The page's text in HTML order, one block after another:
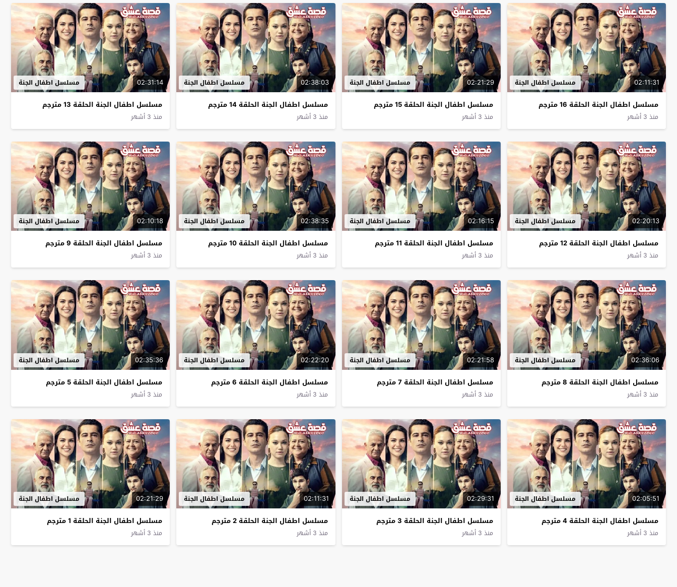
02:11:31 مسلسل اطفال الجنة
مسلسل اطفال الجنة الحلقة 16 مترجم
منذ 3 أشهر
02:21:29 مسلسل اطفال الجنة
مسلسل اطفال الجنة الحلقة 15 مترجم
منذ 3 أشهر
02:38:03 مسلسل اطفال الجنة
مسلسل اطفال الجنة الحلقة 14 مترجم
منذ 3 أشهر
02:31:14 مسلسل اطفال الجنة
مسلسل اطفال الجنة الحلقة 13 مترجم
منذ 3 أشهر
02:20:13 مسلسل اطفال الجنة
مسلسل اطفال الجنة الحلقة 12 مترجم
منذ 3 أشهر
02:16:15 مسلسل اطفال الجنة
مسلسل اطفال الجنة الحلقة 11 مترجم
منذ 3 أشهر
02:38:35 مسلسل اطفال الجنة
مسلسل اطفال الجنة الحلقة 10 مترجم
منذ 3 أشهر
02:10:18 مسلسل اطفال الجنة
مسلسل اطفال الجنة الحلقة 9 مترجم
منذ 3 أشهر
02:36:06 مسلسل اطفال الجنة
مسلسل اطفال الجنة الحلقة 8 مترجم
منذ 3 أشهر
02:21:58 مسلسل اطفال الجنة
مسلسل اطفال الجنة الحلقة 7 مترجم
منذ 3 أشهر
02:22:20 مسلسل اطفال الجنة
مسلسل اطفال الجنة الحلقة 6 مترجم
منذ 3 أشهر
02:35:36 مسلسل اطفال الجنة
مسلسل اطفال الجنة الحلقة 5 مترجم
منذ 3 أشهر
02:05:51 مسلسل اطفال الجنة
مسلسل اطفال الجنة الحلقة 4 مترجم
منذ 3 أشهر
02:29:31 مسلسل اطفال الجنة
مسلسل اطفال الجنة الحلقة 3 مترجم
منذ 3 أشهر
02:11:31 مسلسل اطفال الجنة
مسلسل اطفال الجنة الحلقة 2 مترجم
منذ 3 أشهر
02:21:29 مسلسل اطفال الجنة
مسلسل اطفال الجنة الحلقة 1 مترجم
منذ 3 أشهر